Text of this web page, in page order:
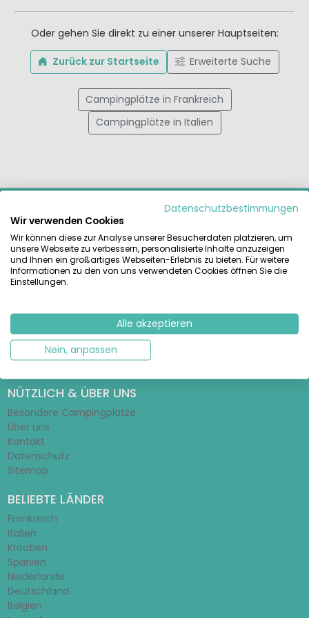
Oder gehen Sie direkt zu einer unserer Hauptseiten:
Zurück zur Startseite Erweiterte Suche
Campingplätze in Frankreich
Campingplätze in Italien
Mietzelten, Mobilheimen und Glamping-Unterkünften auf
den schönsten Campingplätzen Europas. Zuverlässig direkt
beim Anbieter buchen.
Zelt-Ratgeber
Mobilheim-Ratgeber
Schulferien 2026/2027
NÜTZLICH & ÜBER UNS
Besondere Campingplätze
Über uns
Kontakt
Datenschutz
Sitemap
BELIEBTE LÄNDER
Frankreich
Italien
Kroatien
Spanien
Niederlande
Deutschland
Belgien
Datenschutzbestimmungen
Wir verwenden Cookies
Wir können diese zur Analyse unserer Besucherdaten platzieren, um
unsere Webseite zu verbessern, personalisierte Inhalte anzuzeigen
und Ihnen ein großartiges Webseiten-Erlebnis zu bieten. Für weitere
Informationen zu den von uns verwendeten Cookies öffnen Sie die
Einstellungen.
Alle akzeptieren
Nein, anpassen